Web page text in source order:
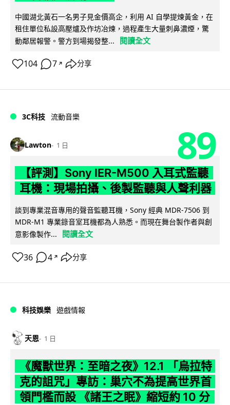
中國湖北黃石一名男子見金價高企，利用 AI 自學提煉黃金，在
租住單位私設高壓爐及作坊冶煉，過程產生大量刺鼻濃煙，驚
動鄰居報警。警方到場揭發整...
閱讀全文
104 7 ↗ 分享
3C科技 流動音樂
Lawton 1 日 89
【評測】Sony IER-M500 入耳式監聽
耳機：現場拍攝、後製監聽與人聲利器
談到專業混音專用的聲音監聽耳機，Sony 經典 MDR-7506 到
MDR-M1 專業錄音室耳機都為人熟悉。而現在舞台製作者與創
意影像製作...
閱讀全文
36 4 ↗ 分享
科技娛樂 遊戲情報
天恩 1 日
《魔獸世界：至暗之夜》12.1 「烏拉特
克的詛咒」專訪：巢穴不為提高世界首
領門檻而設 《諸王之眠》縮短約 10 分